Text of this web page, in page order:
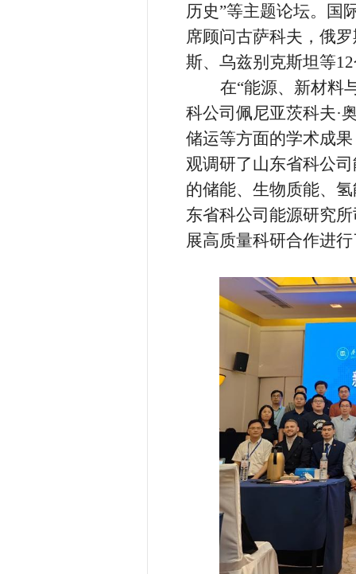
历史”等主题论坛。国
席顾问古萨科夫，俄
斯、乌兹别克斯坦等12
在“能源、新材料
科公司佩尼亚茨科夫·
储运等方面的学术成
观调研了山东省科公
的储能、生物质能、
东省科公司能源研究
展高质量科研合作进